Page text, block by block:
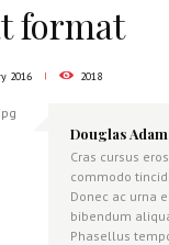
format
2016 2018
Douglas
Cras cursus
commodo
Donec ac urna
bibendum
Phasellus